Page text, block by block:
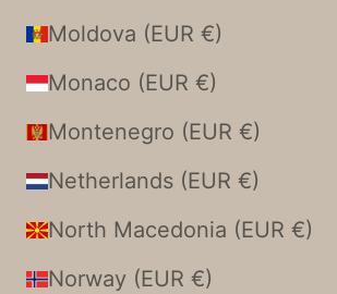
Moldova (EUR €)
Monaco (EUR €)
Montenegro (EUR €)
Netherlands (EUR €)
North Macedonia (EUR €)
Norway (EUR €)